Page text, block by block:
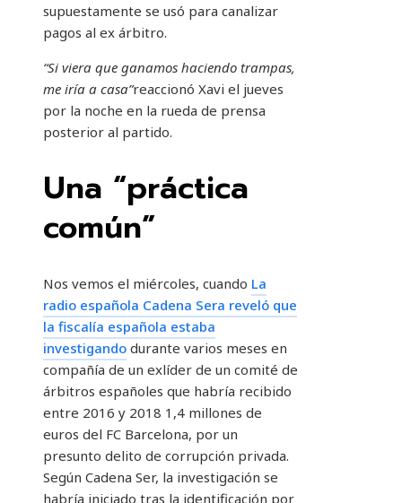
supuestamente se usó para canalizar
pagos al ex árbitro.
“Si viera que ganamos haciendo trampas,
me iría a casa”reaccionó Xavi el jueves
por la noche en la rueda de prensa
posterior al partido.
Una “práctica
común”
Nos vemos el miércoles, cuando La
radio española Cadena Sera reveló que
la fiscalía española estaba
investigando durante varios meses en
compañía de un exlíder de un comité de
árbitros españoles que habría recibido
entre 2016 y 2018 1,4 millones de
euros del FC Barcelona, ​​por un
presunto delito de corrupción privada.
Según Cadena Ser, la investigación se
habría iniciado tras la identificación por